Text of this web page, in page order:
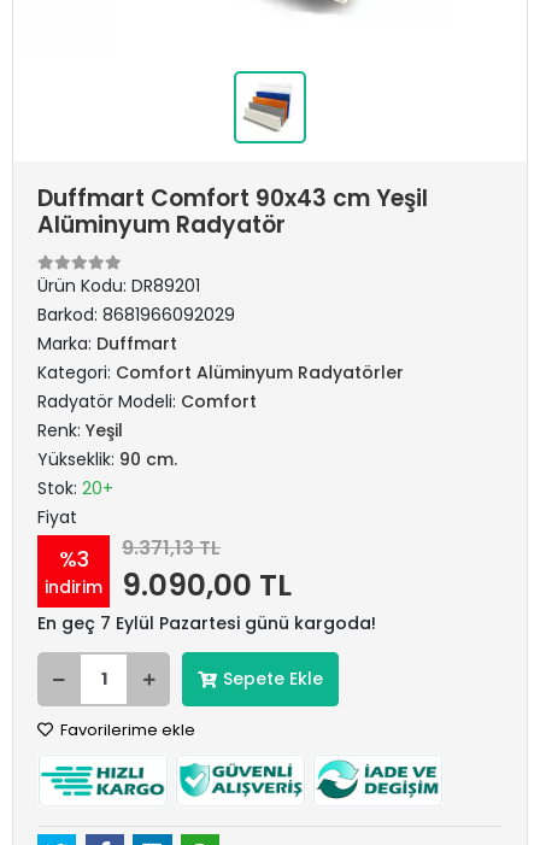
Duffmart Comfort 90x43 cm Yeşil
Alüminyum Radyatör
Ürün Kodu: DR89201
Barkod: 8681966092029
Marka: Duffmart
Kategori: Comfort Alüminyum Radyatörler
Radyatör Modeli: Comfort
Renk: Yeşil
Yükseklik: 90 cm.
Stok: 20+
Fiyat
%3
indirim
9.371,13 TL
9.090,00 TL
En geç 7 Eylül Pazartesi günü kargoda!
Sepete Ekle
Favorilerime ekle